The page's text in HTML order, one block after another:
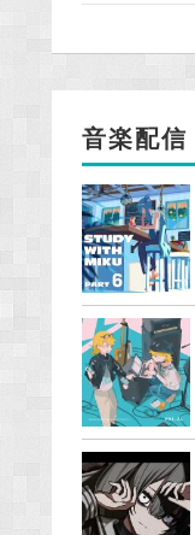
音楽配信